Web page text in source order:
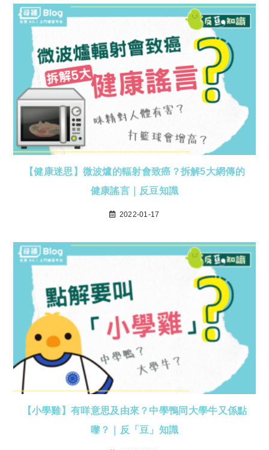
【健康迷思】微波爐的輻射會致癌？拆解5大網傳的
健康謠言｜反豆知識
2022-01-17
【小學雞】有咩意思及由來？中學鴨同大學牛又係點
嚟？｜反「豆」知識